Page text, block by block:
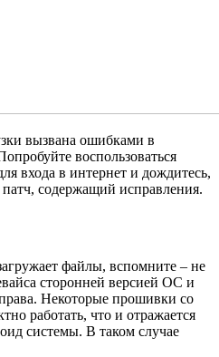
вызвана ошибками в
воспользоваться
входа в интернет и дождитесь,
содержащий исправления.
файлы, вспомните – не
сторонней версией ОС и
Некоторые прошивки со
работать, что и отражается
системы. В таком случае